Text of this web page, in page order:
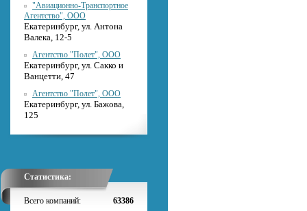
"Авиационно-Транспортное
Агентство", ООО
Екатеринбург, ул. Антона
Валека, 12-5
Агентство "Полет", ООО
Екатеринбург, ул. Сакко и
Ванцетти, 47
Агентство "Полет", ООО
Екатеринбург, ул. Бажова,
125
Статистика:
Всего компаний:
63386